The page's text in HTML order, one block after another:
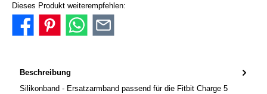
Dieses Produkt weiterempfehlen:
Beschreibung
Silikonband - Ersatzarmband passend für die Fitbit Charge 5